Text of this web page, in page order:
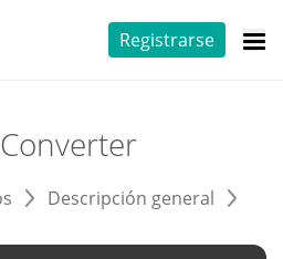
Registrarse
Converter
Descripción general